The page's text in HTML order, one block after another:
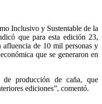
Inclusivo y Sustentable de la
que para esta edición 23,
afluencia de 10 mil personas y
que se generaron en
de producción de caña, que
ediciones”, comentó.